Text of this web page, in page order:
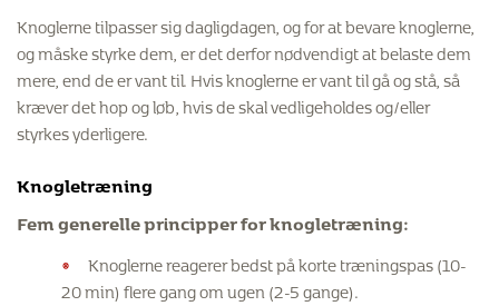
Knoglerne tilpasser sig dagligdagen, og for at bevare knoglerne,
og måske styrke dem, er det derfor nødvendigt at belaste dem
mere, end de er vant til. Hvis knoglerne er vant til gå og stå, så
kræver det hop og løb, hvis de skal vedligeholdes og/eller
styrkes yderligere.
Knogletræning
Fem generelle principper for knogletræning:
Knoglerne reagerer bedst på korte træningspas (10-
20 min) flere gang om ugen (2-5 gange).